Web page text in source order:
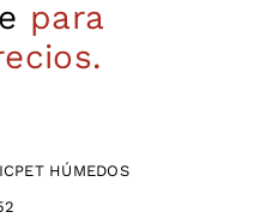
para
HÚMEDOS